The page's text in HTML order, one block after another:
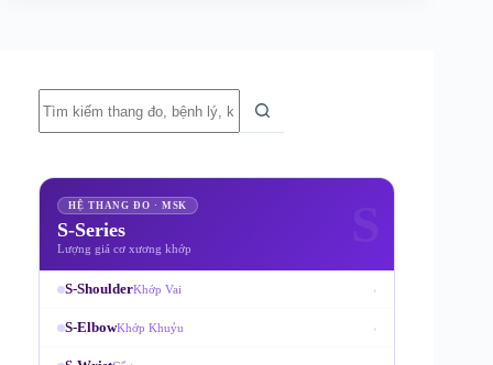
có
kết
HỆ THANG ĐO · MSK
S-Series
Lượng giá cơ xương khớp
S-ShoulderKhớp Vai ›
S-ElbowKhớp Khuỷu ›